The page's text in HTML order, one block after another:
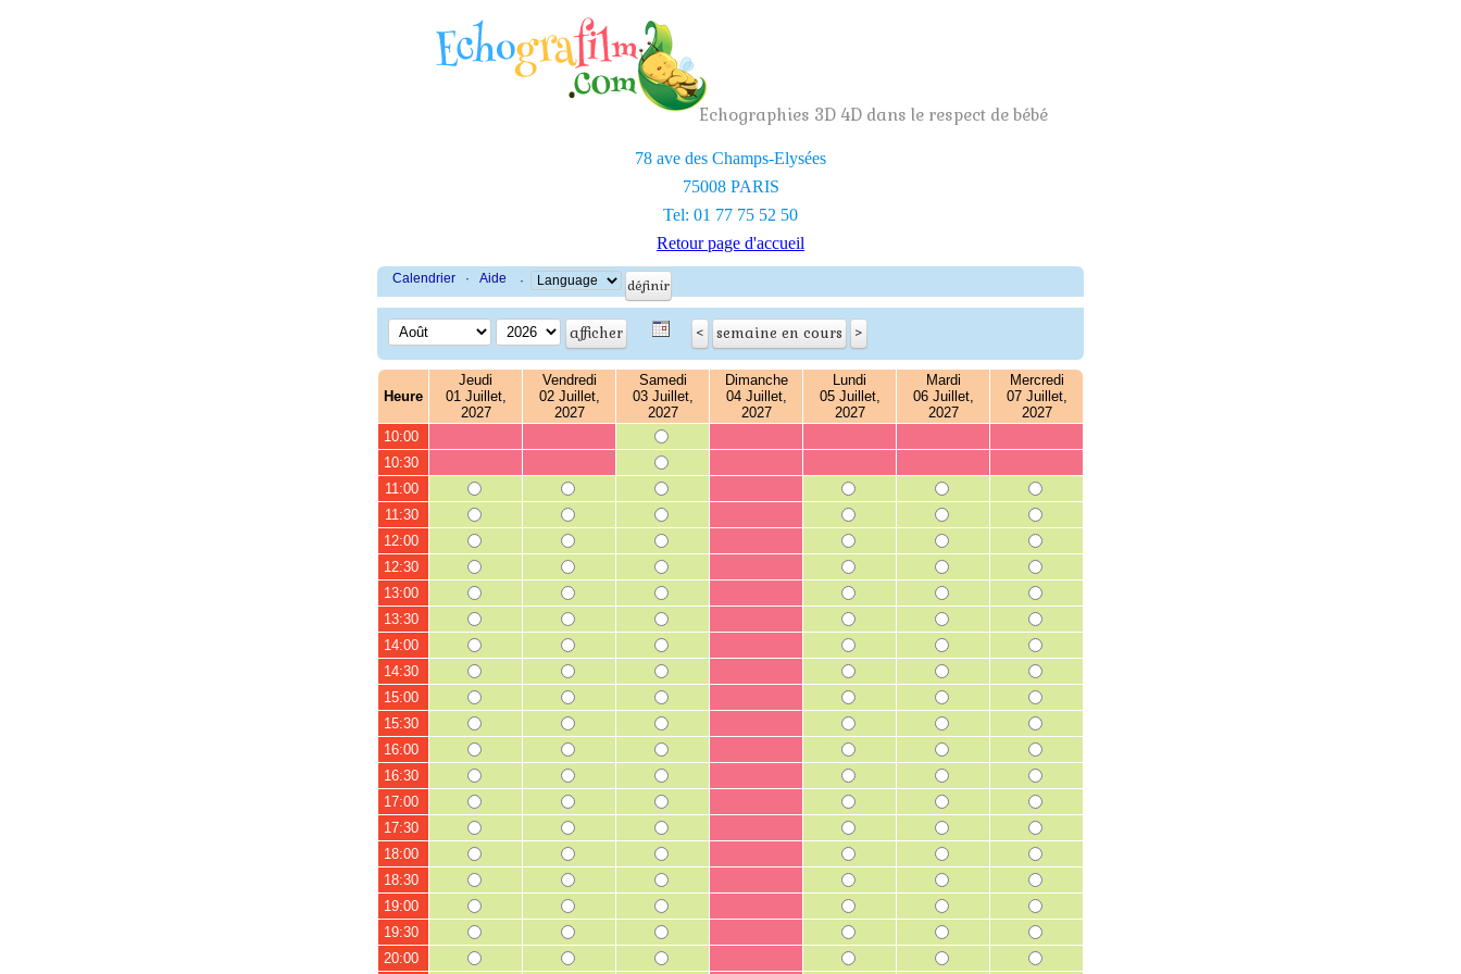
Echographies 3D 4D dans le respect de bébé
78 ave des Champs-Elysées
75008 PARIS
Tel: 01 77 75 52 50
Retour page d'accueil
Calendrier · Aide ·
Heure
Jeudi
01 Juillet,
2027
Vendredi
02 Juillet,
2027
Samedi
03 Juillet,
2027
Dimanche
04 Juillet,
2027
Lundi
05 Juillet,
2027
Mardi
06 Juillet,
2027
Mercredi
07 Juillet,
2027
10:00
10:30
11:00
11:30
12:00
12:30
13:00
13:30
14:00
14:30
15:00
15:30
16:00
16:30
17:00
17:30
18:00
18:30
19:00
19:30
20:00